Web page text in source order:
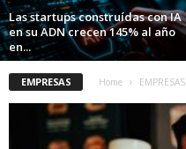
Las startups construídas con IA
en su ADN crecen 145% al año
en...
EMPRESAS Home EMPRESAS